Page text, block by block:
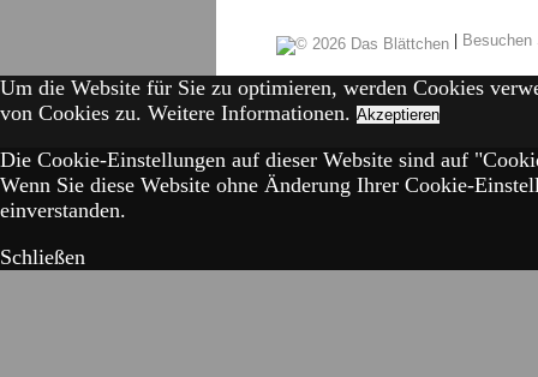
|
Um die Website für Sie zu optimieren, werden Cookies
von Cookies zu. Weitere Informationen. Akzeptieren
Die Cookie-Einstellungen auf dieser Website sind auf
Wenn Sie diese Website ohne Änderung Ihrer Cookie-
einverstanden.
Schließen